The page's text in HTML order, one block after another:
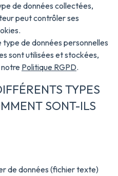
de données collectées,
peut contrôler ses
type de données personnelles
sont utilisées et stockées,
notre Politique RGPD.
TYPES
SONT-ILS
de données (fichier texte)